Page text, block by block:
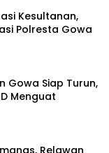
Kesultanan,
Polresta Gowa
Gowa Siap Turun,
Menguat